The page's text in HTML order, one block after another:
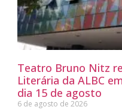
Teatro Bruno Nitz
Literária da ALBC
dia 15 de agosto
6 de agosto de 2026